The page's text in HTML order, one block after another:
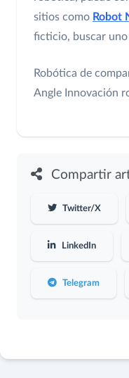
sitios como Robot
ficticio, buscar uno
Robótica de
Angle Innovación
Compartir
Twitter/X
LinkedIn
Telegram